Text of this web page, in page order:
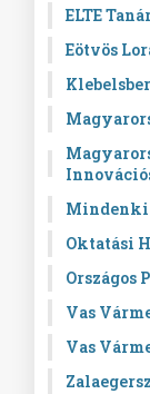
ELTE
Eötvös
Mindenki
Oktatási
Országos
Vas
Vas